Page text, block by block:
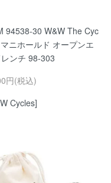
94538-30 W&W The Cyc
ニホールド オープンエ
ンチ 98-303
円(税込)
Cycles]